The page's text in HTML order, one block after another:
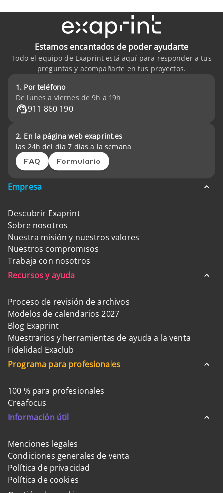
Estamos encantados de poder ayudarte
Todo el equipo de Exaprint está aquí para responder a tus
preguntas y acompañarte en tus proyectos.
1. Por teléfono
De lunes a viernes de 9h a 19h
911 860 190
2. En la página web exaprint.es
las 24h del día 7 días a la semana
FAQ Formulario
Empresa
Descubrir Exaprint
Sobre nosotros
Nuestra misión y nuestros valores
Nuestros compromisos
Trabaja con nosotros
Recursos y ayuda
Proceso de revisión de archivos
Modelos de calendarios 2027
Blog Exaprint
Muestrarios y herramientas de ayuda a la venta
Fidelidad Exaclub
Programa para profesionales
100 % para profesionales
Creafocus
Información útil
Menciones legales
Condiciones generales de venta
Política de privacidad
Política de cookies